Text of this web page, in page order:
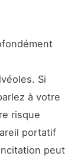
Si
à votre
risque
portatif
peut